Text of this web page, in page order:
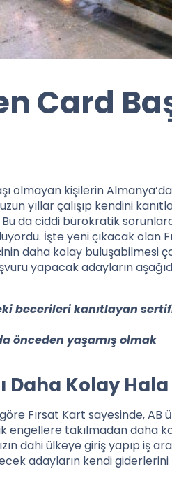
Card
olmayan kişilerin
yıllar çalışıp kendini
da ciddi bürokratik
İşte yeni çıkacak olan
daha kolay
yapacak adayların
becerileri kanıtlayan
önceden yaşamış olmak
Daha Kolay
Fırsat Kart sayesinde, AB
engellere takılmadan daha
dahi ülkeye giriş yapıp iş
adayların kendi